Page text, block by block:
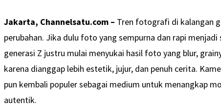
Jakarta, Channelsatu.com – Tren fotografi di kalangan
perubahan. Jika dulu foto yang sempurna dan rapi
generasi Z justru mulai menyukai hasil foto yang blur,
karena dianggap lebih estetik, jujur, dan penuh cerita.
pun kembali populer sebagai medium untuk menangkap
autentik.